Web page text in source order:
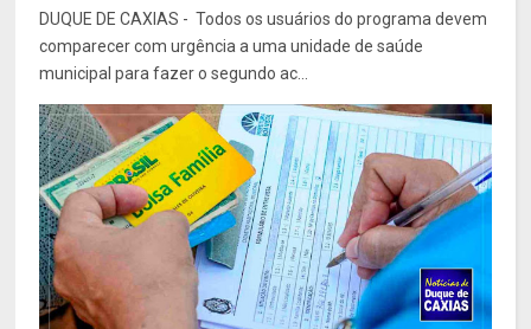
DUQUE DE CAXIAS - Todos os usuários do programa devem
comparecer com urgência a uma unidade de saúde
municipal para fazer o segundo ac...